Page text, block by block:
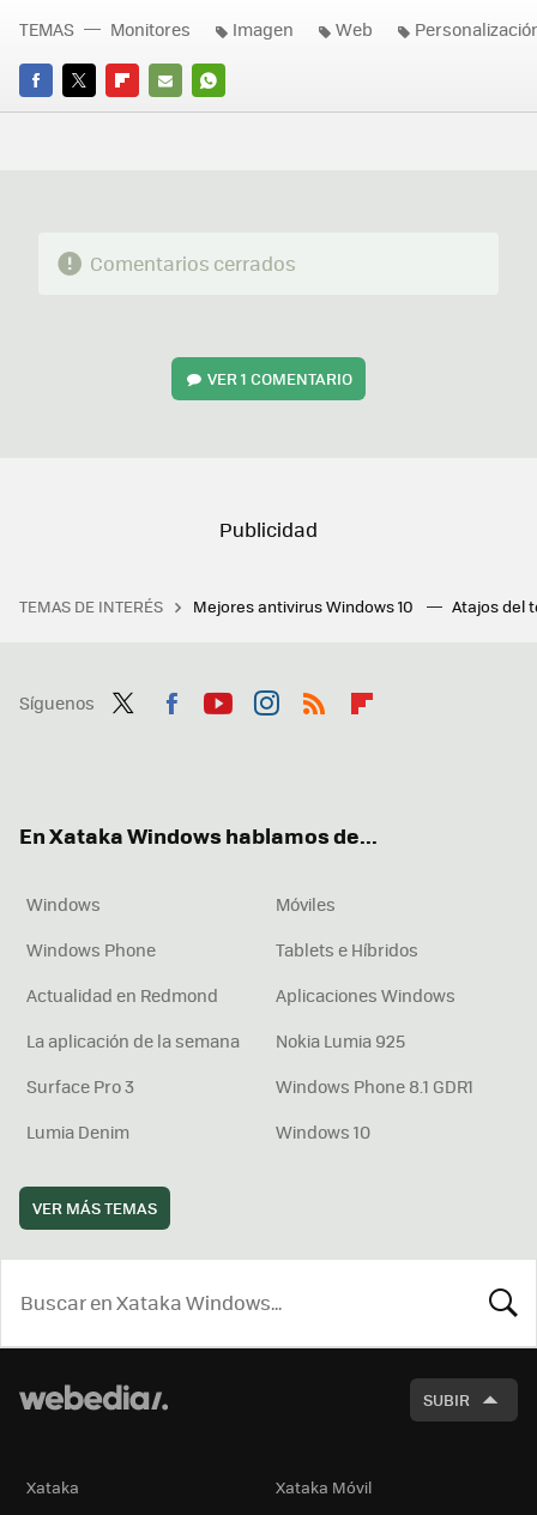
FACEBOOK
TWITTERFLIPBOARD
E-
WHATSAPP
TEMAS Monitores Imagen Web
Comentarios cerrados
VER1 COMENTARIO
TEMAS DE INTERÉS Mejores antivirus Windows 10 Atajos del
Síguenos
En Xataka Windows hablamos de...
Windows
Móviles
Windows Phone
Tablets e Híbridos
Actualidad en Redmond
Aplicaciones Windows
La aplicación de la semana
Nokia Lumia 925
Surface Pro 3
Windows Phone 8.1 GDR1
Lumia Denim
Windows 10
VER MÁS TEMAS
SUBIR
Xataka Xataka Móvil